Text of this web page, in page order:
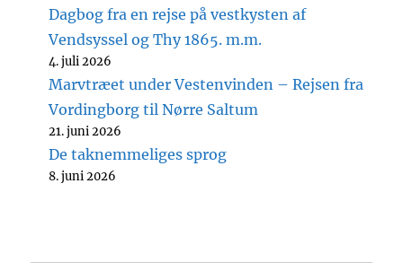
Dagbog fra en rejse på vestkysten af
Vendsyssel og Thy 1865. m.m.
4. juli 2026
Marvtræet under Vestenvinden – Rejsen fra
Vordingborg til Nørre Saltum
21. juni 2026
De taknemmeliges sprog
8. juni 2026